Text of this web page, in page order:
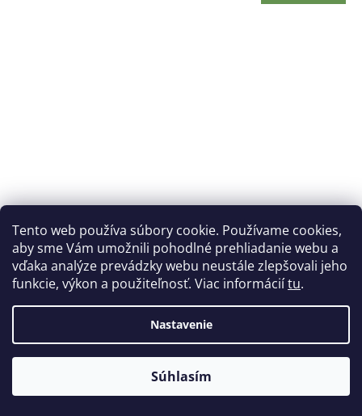
Tento web používa súbory cookie. Používame cookies,
aby sme Vám umožnili pohodlné prehliadanie webu a
vďaka analýze prevádzky webu neustále zlepšovali jeho
funkcie, výkon a použiteľnosť. Viac informáciítu.
Nastavenie
Súhlasím
PLA SILK filament perlový Pearl White 1,75 mm Spectrum 1
€26,56